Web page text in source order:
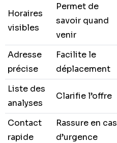
Horaires
visibles
Permet de
savoir quand
venir
Adresse
précise
Facilite le
déplacement
Liste des
analyses
Clarifie l’offre
Contact
rapide
Rassure en cas
d’urgence